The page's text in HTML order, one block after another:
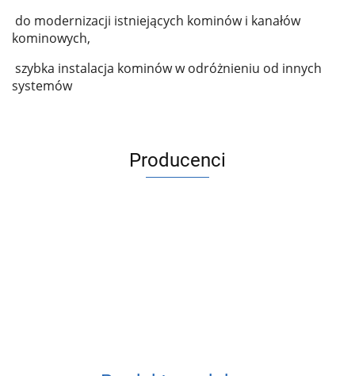
do modernizacji istniejących kominów i kanałów
kominowych,
szybka instalacja kominów w odróżnieniu od innych
systemów
Producenci